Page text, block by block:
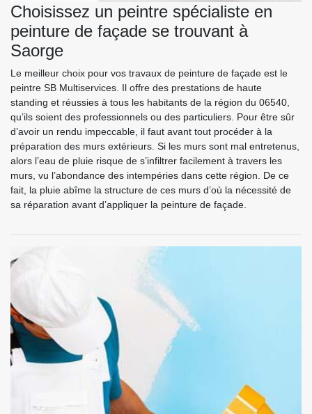
Choisissez un peintre spécialiste en
peinture de façade se trouvant à
Saorge
Le meilleur choix pour vos travaux de peinture de façade est le
peintre SB Multiservices. Il offre des prestations de haute
standing et réussies à tous les habitants de la région du 06540,
qu’ils soient des professionnels ou des particuliers. Pour être sûr
d’avoir un rendu impeccable, il faut avant tout procéder à la
préparation des murs extérieurs. Si les murs sont mal entretenus,
alors l’eau de pluie risque de s’infiltrer facilement à travers les
murs, vu l’abondance des intempéries dans cette région. De ce
fait, la pluie abîme la structure de ces murs d’où la nécessité de
sa réparation avant d’appliquer la peinture de façade.